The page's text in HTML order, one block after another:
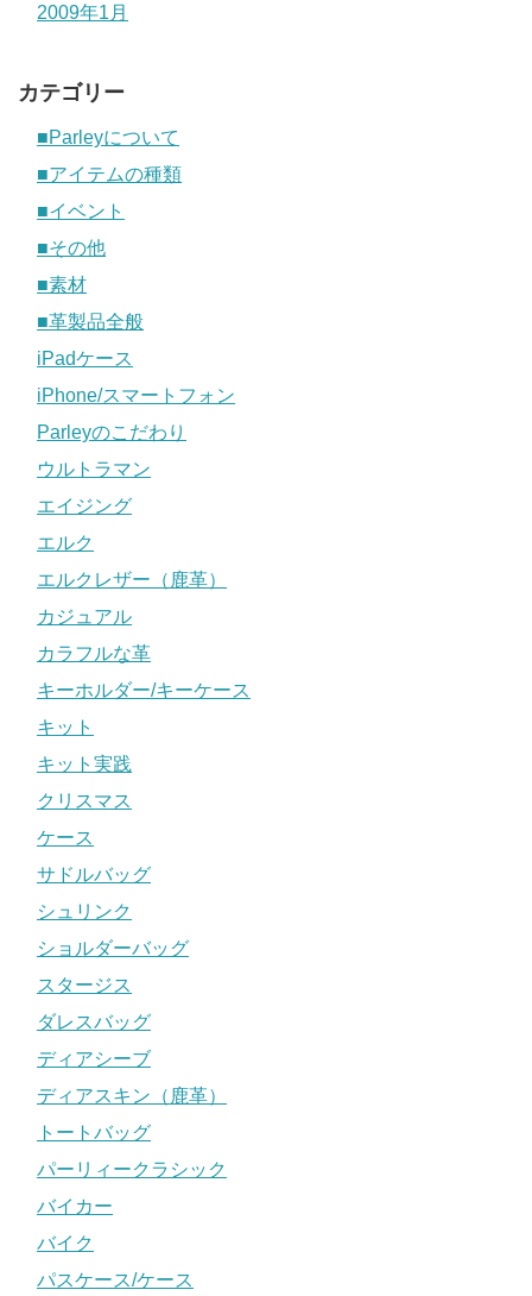
2009年1月
カテゴリー
■Parleyについて
■アイテムの種類
■イベント
■その他
■素材
■革製品全般
iPadケース
iPhone/スマートフォン
Parleyのこだわり
ウルトラマン
エイジング
エルク
エルクレザー（鹿革）
カジュアル
カラフルな革
キーホルダー/キーケース
キット
キット実践
クリスマス
ケース
サドルバッグ
シュリンク
ショルダーバッグ
スタージス
ダレスバッグ
ディアシーブ
ディアスキン（鹿革）
トートバッグ
パーリィークラシック
バイカー
バイク
パスケース/ケース